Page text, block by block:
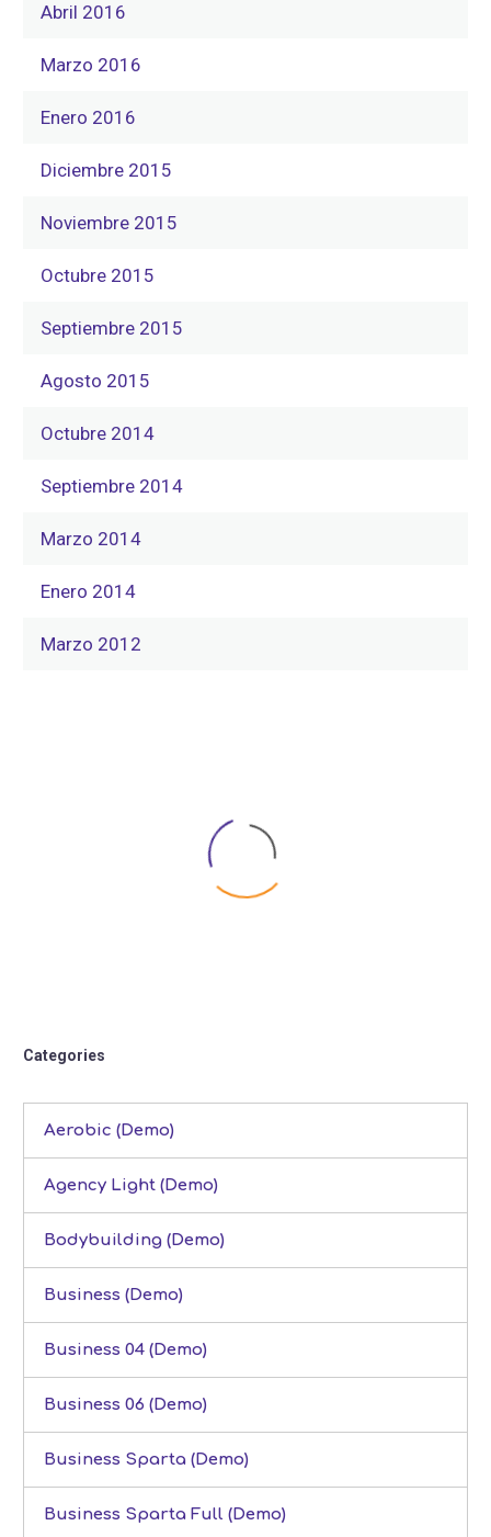
Abril 2016
Marzo 2016
Enero 2016
Diciembre 2015
Noviembre 2015
Octubre 2015
Septiembre 2015
Agosto 2015
Octubre 2014
Septiembre 2014
Marzo 2014
Enero 2014
Marzo 2012
Categories
Aerobic (Demo)
Agency Light (Demo)
Bodybuilding (Demo)
Business (Demo)
Business 04 (Demo)
Business 06 (Demo)
Business Sparta (Demo)
Business Sparta Full (Demo)